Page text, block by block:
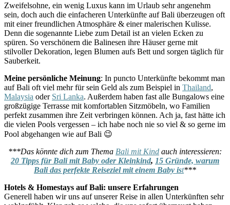
Zweifelsohne, ein wenig Luxus kann im Urlaub sehr angenehm
sein, doch auch die einfacheren Unterkünfte auf Bali überzeugen oft
mit einer freundlichen Atmosphäre & einer malerischen Kulisse.
Denn die sogenannte Liebe zum Detail ist an vielen Ecken zu
spüren. So verschönern die Balinesen ihre Häuser gerne mit
stilvoller Dekoration, legen Blumen aufs Bett und sorgen täglich für
Sauberkeit.
Meine persönliche Meinung: In puncto Unterkünfte bekommt man
auf Bali oft viel mehr für sein Geld als zum Beispiel in Thailand,
Malaysia oder Sri Lanka. Außerdem haben fast alle Bungalows eine
großzügige Terrasse mit komfortablen Sitzmöbeln, wo Familien
perfekt zusammen ihre Zeit verbringen können. Ach ja, fast hätte ich
die vielen Pools vergessen – ich habe noch nie so viel & so gerne im
Pool abgehangen wie auf Bali 😉
***Das könnte dich zum Thema Bali mit Kind auch interessieren:
20 Tipps für Bali mit Baby oder Kleinkind, 15 Gründe, warum
Bali das perfekte Reiseziel mit einem Baby ist***
Hotels & Homestays auf Bali: unsere Erfahrungen
Generell haben wir uns auf unserer Reise in allen Unterkünften sehr